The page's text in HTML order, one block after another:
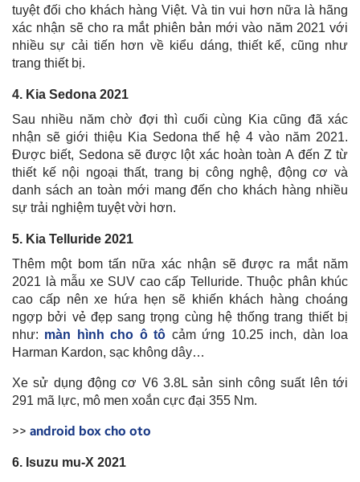
tuyệt đối cho khách hàng Việt. Và tin vui hơn nữa là hãng
xác nhận sẽ cho ra mắt phiên bản mới vào năm 2021 với
nhiều sự cải tiến hơn về kiểu dáng, thiết kế, cũng như
trang thiết bị.
4. Kia Sedona 2021
Sau nhiều năm chờ đợi thì cuối cùng Kia cũng đã xác
nhận sẽ giới thiệu Kia Sedona thế hệ 4 vào năm 2021.
Được biết, Sedona sẽ được lột xác hoàn toàn A đến Z từ
thiết kế nội ngoại thất, trang bị công nghệ, động cơ và
danh sách an toàn mới mang đến cho khách hàng nhiều
sự trải nghiệm tuyệt vời hơn.
5. Kia Telluride 2021
Thêm một bom tấn nữa xác nhận sẽ được ra mắt năm
2021 là mẫu xe SUV cao cấp Telluride. Thuộc phân khúc
cao cấp nên xe hứa hẹn sẽ khiến khách hàng choáng
ngợp bởi vẻ đẹp sang trọng cùng hệ thống trang thiết bị
như: màn hình cho ô tô cảm ứng 10.25 inch, dàn loa
Harman Kardon, sạc không dây…
Xe sử dụng động cơ V6 3.8L sản sinh công suất lên tới
291 mã lực, mô men xoắn cực đại 355 Nm.
>> android box cho oto
6. Isuzu mu-X 2021